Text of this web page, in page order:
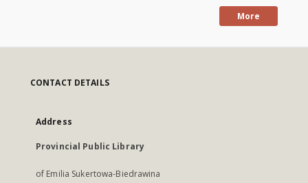
More
CONTACT DETAILS
Address
Provincial Public Library
of Emilia Sukertowa-Biedrawina